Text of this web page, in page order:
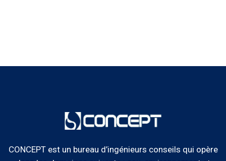
CONCEPT est un bureau d’ingénieurs conseils qui opère